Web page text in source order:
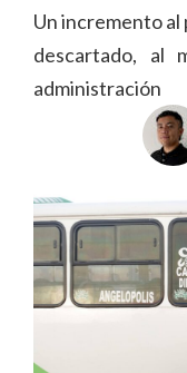
Un incremento al
descartado, al
administración